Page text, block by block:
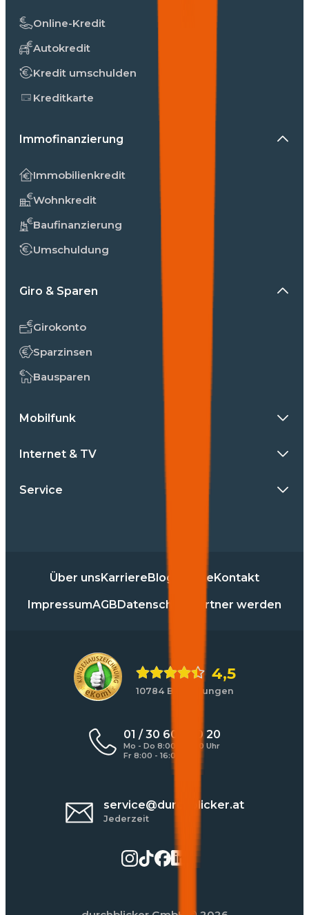
Online-Kredit
Autokredit
Kredit umschulden
Kreditkarte
Immofinanzierung
Immobilienkredit
Wohnkredit
Baufinanzierung
Umschuldung
Giro & Sparen
Girokonto
Sparzinsen
Bausparen
Mobilfunk
Internet & TV
Service
Über uns Karriere Blog Presse Kontakt
ImpressumAGB Datenschutz Partner werden
4,5
10784 Bewertungen
01 / 30 60 900 20
Mo - Do 8:00 - 17:00 Uhr
Fr 8:00 - 16:00 Uhr
service@durchblicker.at
Jederzeit